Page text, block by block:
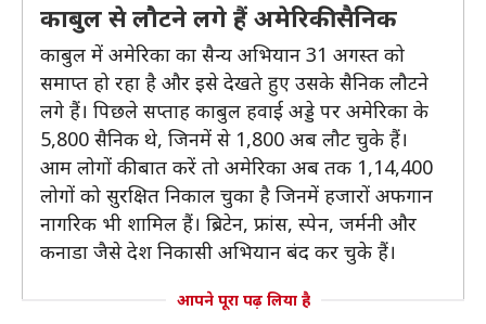
काबुल से लौटने लगे हैं अमेरिकी सैनिक
काबुल में अमेरिका का सैन्य अभियान 31 अगस्त को
समाप्त हो रहा है और इसे देखते हुए उसके सैनिक लौटने
लगे हैं। पिछले सप्ताह काबुल हवाई अड्डे पर अमेरिका के
5,800 सैनिक थे, जिनमें से 1,800 अब लौट चुके हैं।
आम लोगों की बात करें तो अमेरिका अब तक 1,14,400
लोगों को सुरक्षित निकाल चुका है जिनमें हजारों अफगान
नागरिक भी शामिल हैं। ब्रिटेन, फ्रांस, स्पेन, जर्मनी और
कनाडा जैसे देश निकासी अभियान बंद कर चुके हैं।
आपने पूरा पढ़ लिया है